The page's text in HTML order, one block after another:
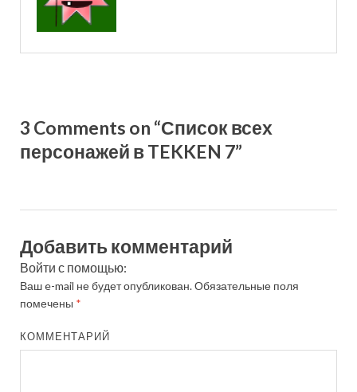
3 Comments on “Список всех
персонажей в TEKKEN 7”
Добавить комментарий
Войти с помощью:
Ваш e-mail не будет опубликован.Обязательные поля
помечены *
КОММЕНТАРИЙ